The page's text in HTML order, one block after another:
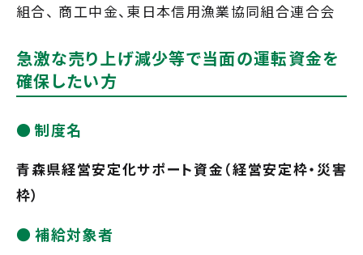
組合、 商工中金、東日本信用漁業協同組合連合会
急激な売り上げ減少等で当面の運転資金を
確保したい方
制度名
青森県経営安定化サポート資金（経営安定枠・災害
枠）
補給対象者